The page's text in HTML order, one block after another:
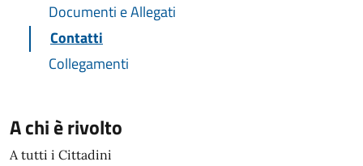
Documenti e Allegati
Contatti
Collegamenti
A chi è rivolto
A tutti i Cittadini